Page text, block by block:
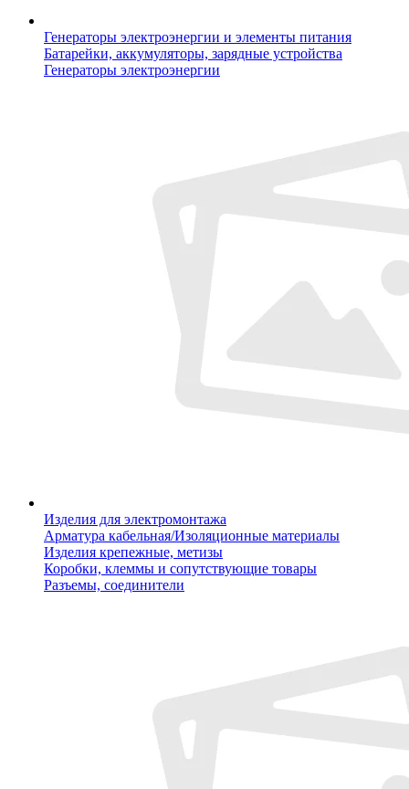
Генераторы электроэнергии и элементы питания
Батарейки, аккумуляторы, зарядные устройства
Генераторы электроэнергии
Изделия для электромонтажа
Арматура кабельная/Изоляционные материалы
Изделия крепежные, метизы
Коробки, клеммы и сопутствующие товары
Разъемы, соединители